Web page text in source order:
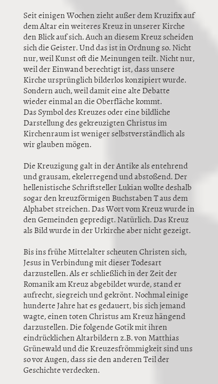
Seit einigen Wochen zieht außer dem Kruzifix auf
dem Altar ein weiteres Kreuz in unserer Kirche
den Blick auf sich. Auch an diesem Kreuz scheiden
sich die Geister. Und das ist in Ordnung so. Nicht
nur, weil Kunst oft die Meinungen teilt. Nicht nur,
weil der Einwand berechtigt ist, dass unsere
Kirche ursprünglich bilderlos konzipiert wurde.
Sondern auch, weil damit eine alte Debatte
wieder einmal an die Oberfläche kommt.
Das Symbol des Kreuzes oder eine bildliche
Darstellung des gekreuzigten Christus im
Kirchenraum ist weniger selbstverständlich als
wir glauben mögen.
Die Kreuzigung galt in der Antike als entehrend
und grausam, ekelerregend und abstoßend. Der
hellenistische Schriftsteller Lukian wollte deshalb
sogar den kreuzförmigen Buchstaben T aus dem
Alphabet streichen. Das Wort vom Kreuz wurde in
den Gemeinden gepredigt. Natürlich. Das Kreuz
als Bild wurde in der Urkirche aber nicht gezeigt.
Bis ins frühe Mittelalter scheuten Christen sich,
Jesus in Verbindung mit dieser Todesart
darzustellen. Als er schließlich in der Zeit der
Romanik am Kreuz abgebildet wurde, stand er
aufrecht, siegreich und gekrönt. Nochmal einige
hunderte Jahre hat es gedauert, bis sich jemand
wagte, einen toten Christus am Kreuz hängend
darzustellen. Die folgende Gotik mit ihren
eindrücklichen Altarbildern z.B. von Matthias
Grünewald und die Kreuzesfrömmigkeit sind uns
so vor Augen, dass sie den anderen Teil der
Geschichte verdecken.